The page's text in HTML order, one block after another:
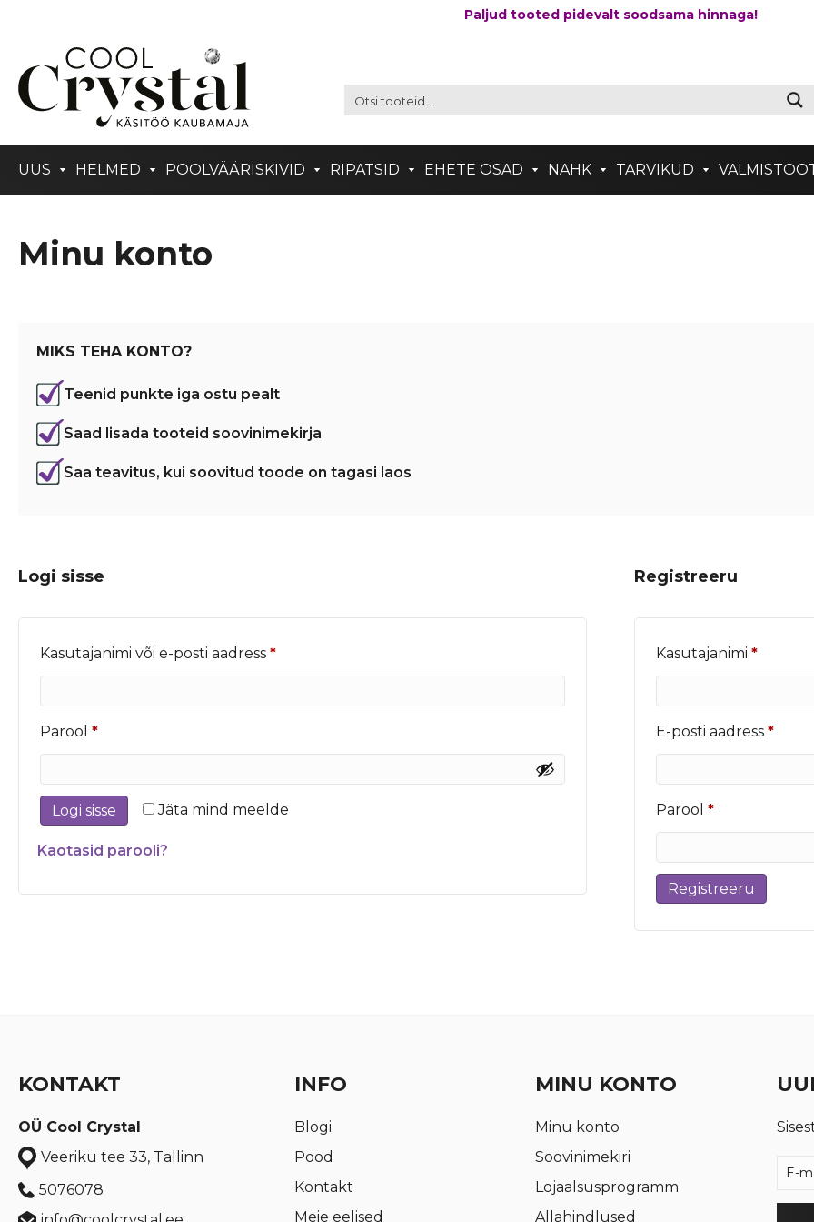
Paljud tooted pidevalt soodsama hinnaga!
UUS HELMED POOLVÄÄRISKIVID RIPATSID EHETE OSAD NAHK TARVIKUD
Minu konto
MIKS TEHA KONTO?
Teenid punkte iga ostu pealt
Saad lisada tooteid soovinimekirja
Saa teavitus, kui soovitud toode on tagasi laos
Logi sisse
Kasutajanimi või e-posti aadress *Nõutud
Parool *Nõutud
Jäta mind meelde
Logi sisse
Kaotasid parooli?
Registreeru
Kasutajanimi*
E-posti aadress*
Parool*Nõutud
Registreeru
KONTAKT
OÜ Cool Crystal
Veeriku tee 33, Tallinn
5076078
INFO
Blogi
Pood
Kontakt
Meie eelised
MINU KONTO
Minu konto
Soovinimekiri
Lojaalsusprogramm
Allahindlused